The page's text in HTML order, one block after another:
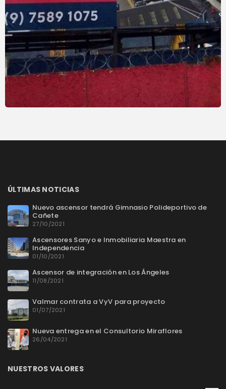
ÚLTIMAS NOTICIAS
Nuevo ascensor tendrá Gimnasio Polideportivo de
Cañete
27/10/2021
Ascensores Sanyo e Inmobiliaria Maestra en
Independencia
01/10/2021
Ascensor de integración en Los Ángeles
11/08/2021
Valmar contrata a VyV para proyecto
01/07/2021
Nueva entrega en el Consultorio Miraflores
26/04/2021
NUESTROS VALORES